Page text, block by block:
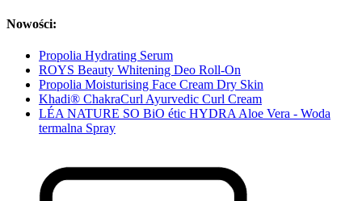
Nowości:
Propolia Hydrating Serum
ROYS Beauty Whitening Deo Roll-On
Propolia Moisturising Face Cream Dry Skin
Khadi® ChakraCurl Ayurvedic Curl Cream
LÉA NATURE SO BiO étic HYDRA Aloe Vera - Woda
termalna Spray